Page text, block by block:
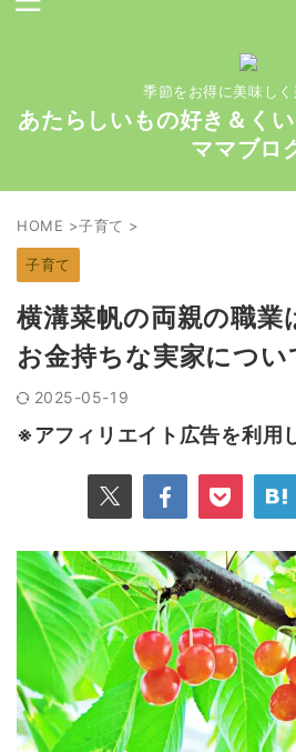
季節をお得に美味しく
あたらしいもの好き＆く
ママブロ
HOME >子育て >
子育て
横溝菜帆の両親の職業
お金持ちな実家につい
2025-05-19
※アフィリエイト広告を利用